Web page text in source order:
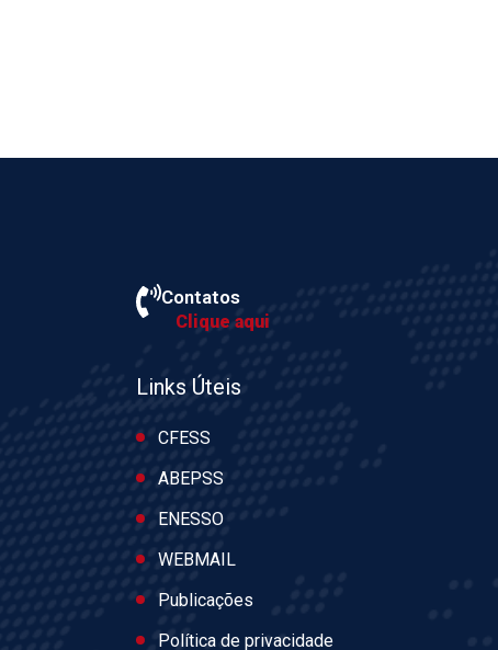
Contatos
Clique aqui
Links Úteis
CFESS
ABEPSS
ENESSO
WEBMAIL
Publicações
Política de privacidade